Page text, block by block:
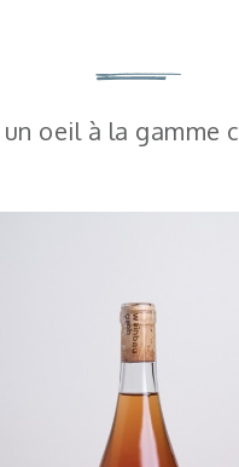
un oeil à la gamme